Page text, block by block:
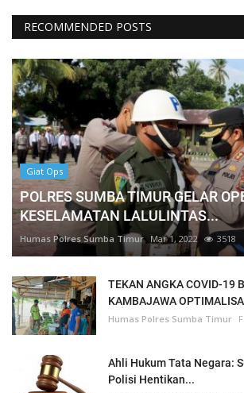
RECOMMENDED POSTS
Giat Ops
POLRES SUMBA TIMUR GELAR
KESELAMATAN LALULINTAS...
Humas Polres Sumba Timur Mar 1, 2022 3518
TEKAN ANGKA COVID-19
KAMBAJAWA
Humas Polres Sumba Timur
Ahli Hukum Tata Negara:
Polisi Hentikan...